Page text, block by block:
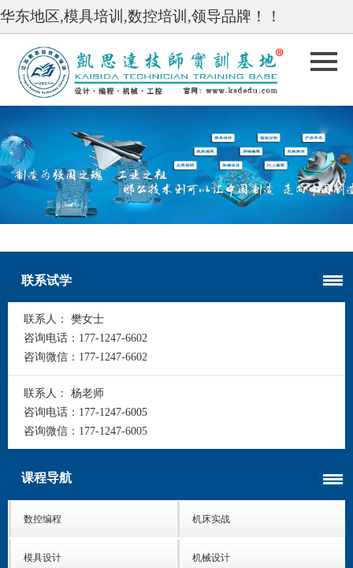
华东地区,模具培训,数控培训,领导品牌！！
undefined
undefined
联系试学
联系人：
樊女士
咨询电话： 177-1247-6602
咨询微信： 177-1247-6602
联系人：
杨老师
咨询电话： 177-1247-6005
咨询微信： 177-1247-6005
课程导航
数控编程 机床实战
模具设计 机械设计